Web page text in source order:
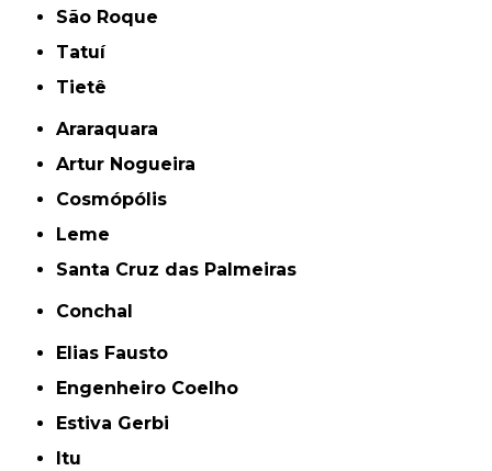
São Roque
Tatuí
Tietê
Araraquara
Artur Nogueira
Cosmópólis
Leme
Santa Cruz das Palmeiras
Conchal
Elias Fausto
Engenheiro Coelho
Estiva Gerbi
Itu